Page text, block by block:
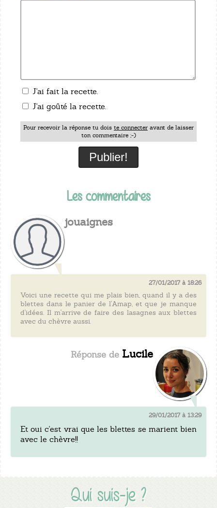
Qui suis-je ?
J'ai fait la recette.
J'ai goûté la recette.
Pour recevoir la réponse tu dois te connecter avant de laisser
ton commentaire ;-)
Les commentaires
jouaignes
27/01/2017 à 18:26
Voici une recette qui me plais bien, quand il y a des
blettes dans le panier de l'Amap, et que je manque
d'idées. Il m'arrive de faire des lasagnes aux blettes
avec du chèvre aussi.
Lucile
29/01/2017 à 13:29
Et oui c'est vrai que les blettes se marient bien
avec le chèvre!!